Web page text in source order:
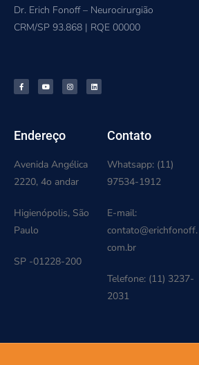
Dr. Erich Fonoff – Neurocirurgião
CRM/SP 93.868 | RQE 00000
Endereço
Avenida Angélica
2220, 4o andar
Higienópolis, São
Paulo
SP -01228-200
Contato
Whatsapp: (11)
97534-1912
E-mail:
contato@erichfonoff.
com.br
Telefone: (11) 3237-
2031